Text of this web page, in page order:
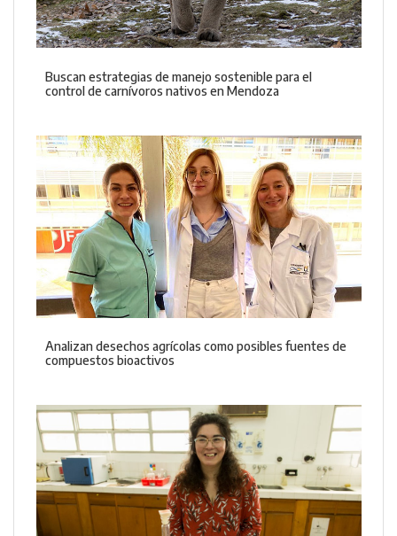
Buscan estrategias de manejo sostenible para el
control de carnívoros nativos en Mendoza
Analizan desechos agrícolas como posibles fuentes de
compuestos bioactivos